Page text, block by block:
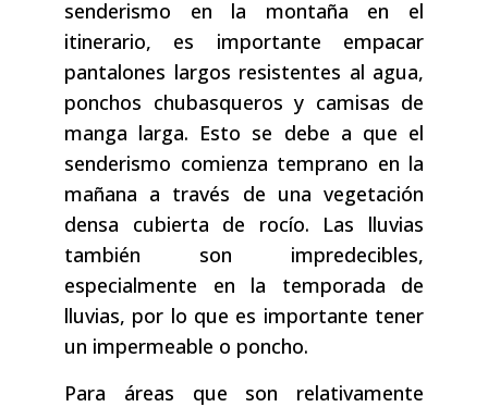
senderismo en la montaña en el
itinerario, es importante empacar
pantalones largos resistentes al agua,
ponchos chubasqueros y camisas de
manga larga. Esto se debe a que el
senderismo comienza temprano en la
mañana a través de una vegetación
densa cubierta de rocío. Las lluvias
también son impredecibles,
especialmente en la temporada de
lluvias, por lo que es importante tener
un impermeable o poncho.
Para áreas que son relativamente